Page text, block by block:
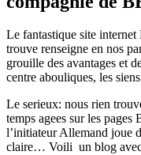
Le fantastique site
trouve renseigne en nos
grouille des avantages et
centre abouliques, les
Le serieux: nous rien
temps agees sur les
l’initiateur Allemand joue
claire… Voili un blog